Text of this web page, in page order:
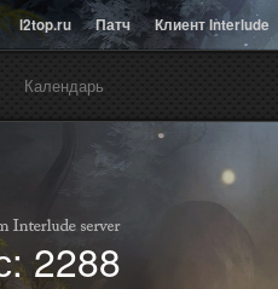
l2top.ru Патч Клиент Interlude
Календарь
2288